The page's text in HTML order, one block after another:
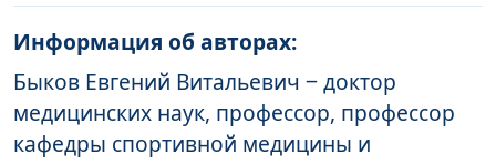
Информация об авторах:
Быков Евгений Витальевич ‒ доктор
медицинских наук, профессор, профессор
кафедры спортивной медицины и